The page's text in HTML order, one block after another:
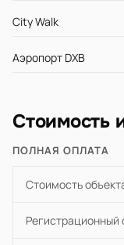
City Walk
Аэропорт DXB
Стоимость
ПОЛНАЯ ОПЛАТА
Стоимость
Регистрационный